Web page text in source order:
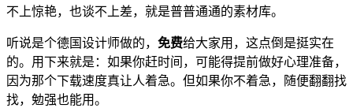
不上惊艳，也谈不上差，就是普普通通的素材库。
听说是个德国设计师做的， 免费给大家用，这点倒是挺实在
的。用下来就是：如果你赶时间，可能得提前做好心理准备，
因为那个下载速度真让人着急。但如果你不着急，随便翻翻找
找，勉强也能用。